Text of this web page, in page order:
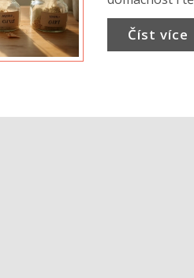
jsou
příroda.
Číst více